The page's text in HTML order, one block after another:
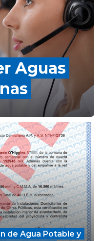
Aguas
de Agua Potable y